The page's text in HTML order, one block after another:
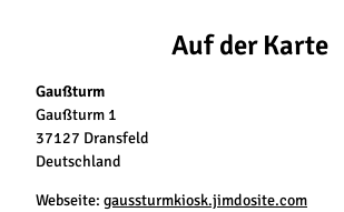
Auf der Karte
Gaußturm
Gaußturm 1
37127 Dransfeld
Deutschland
Webseite: gaussturmkiosk.jimdosite.com